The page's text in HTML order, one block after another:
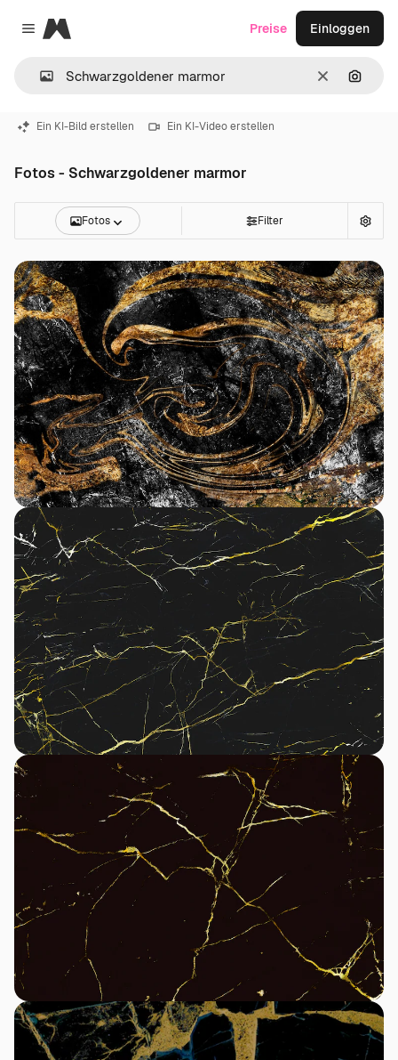
Close menu
Magnific
LöschenNach
Preise Einloggen
Ein KI-Bild erstellen Ein KI-Video erstellen
Fotos - Schwarzgoldener marmor
Fotos Filter